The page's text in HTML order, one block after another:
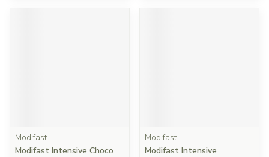
Modifast
Modifast Intensive Choco
Modifast
Modifast Intensive